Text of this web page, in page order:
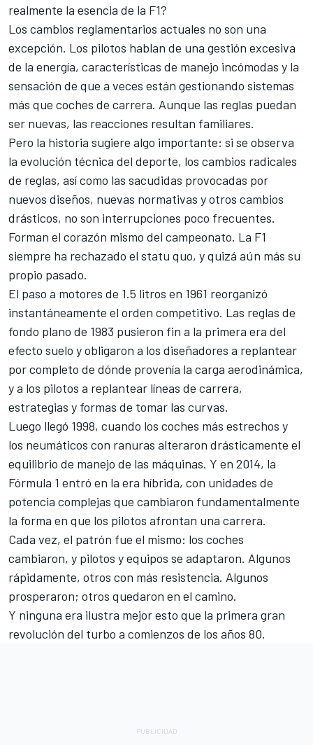
realmente la esencia de la F1?
Los cambios reglamentarios actuales no son una
excepción. Los pilotos hablan de una gestión excesiva
de la energía, características de manejo incómodas y la
sensación de que a veces están gestionando sistemas
más que coches de carrera. Aunque las reglas puedan
ser nuevas, las reacciones resultan familiares.
Pero la historia sugiere algo importante: si se observa
la evolución técnica del deporte, los cambios radicales
de reglas, así como las sacudidas provocadas por
nuevos diseños, nuevas normativas y otros cambios
drásticos, no son interrupciones poco frecuentes.
Forman el corazón mismo del campeonato. La F1
siempre ha rechazado el statu quo, y quizá aún más su
propio pasado.
El paso a motores de 1.5 litros en 1961 reorganizó
instantáneamente el orden competitivo. Las reglas de
fondo plano de 1983 pusieron fin a la primera era del
efecto suelo y obligaron a los diseñadores a replantear
por completo de dónde provenía la carga aerodinámica,
y a los pilotos a replantear líneas de carrera,
estrategias y formas de tomar las curvas.
Luego llegó 1998, cuando los coches más estrechos y
los neumáticos con ranuras alteraron drásticamente el
equilibrio de manejo de las máquinas. Y en 2014, la
Fórmula 1 entró en la era híbrida, con unidades de
potencia complejas que cambiaron fundamentalmente
la forma en que los pilotos afrontan una carrera.
Cada vez, el patrón fue el mismo: los coches
cambiaron, y pilotos y equipos se adaptaron. Algunos
rápidamente, otros con más resistencia. Algunos
prosperaron; otros quedaron en el camino.
Y ninguna era ilustra mejor esto que la primera gran
revolución del turbo a comienzos de los años 80.